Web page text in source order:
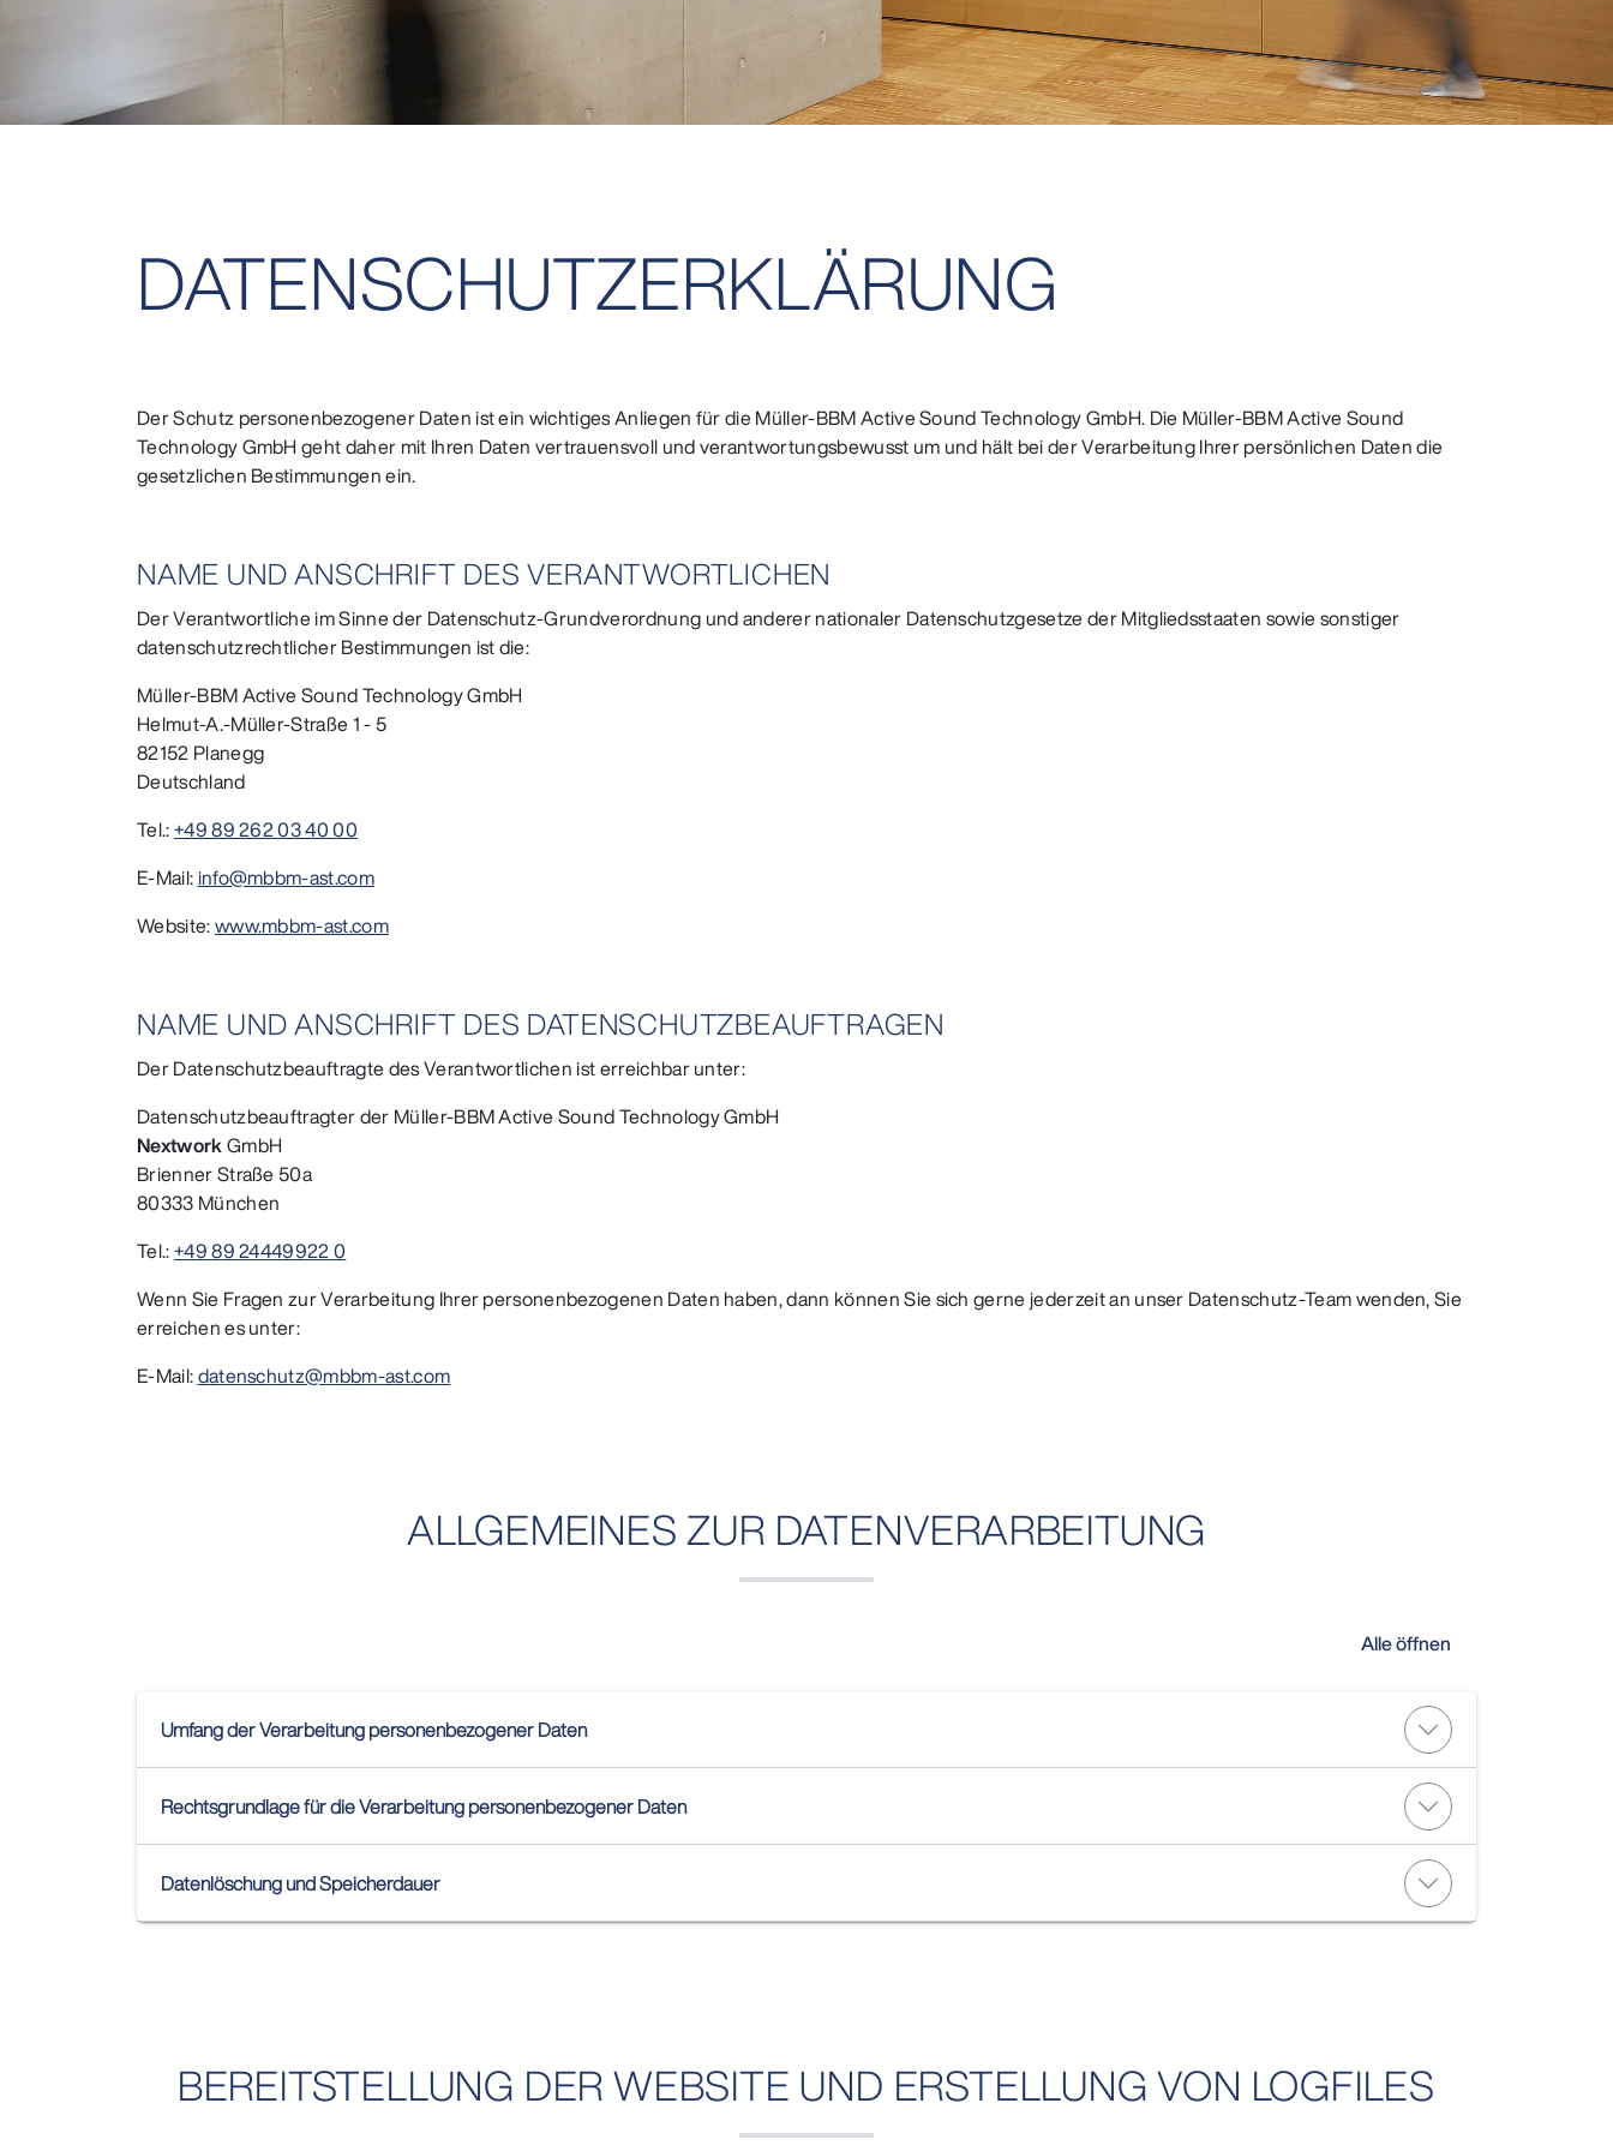
DATEN­SCHUTZ­ERKLÄRUNG
Der Schutz personenbezogener Daten ist ein wichtiges Anliegen für die Müller-BBM Active Sound Technology GmbH. Die Müller-BBM Active Sound
Technology GmbH geht daher mit Ihren Daten vertrauensvoll und verantwortungsbewusst um und hält bei der Verarbeitung Ihrer persönlichen Daten die
gesetzlichen Bestimmungen ein.
NAME UND ANSCHRIFT DES VERANTWORTLICHEN
Der Verantwortliche im Sinne der Datenschutz-Grundverordnung und anderer nationaler Datenschutzgesetze der Mitgliedsstaaten sowie sonstiger
datenschutzrechtlicher Bestimmungen ist die:
Müller-BBM Active Sound Technology GmbH
Helmut-A.-Müller-Straße 1 - 5
82152 Planegg
Deutschland
Tel.:+49 89 262 03 40 00
E-Mail: info@mbbm-ast.com
Website:www.mbbm-ast.com
NAME UND ANSCHRIFT DES DATENSCHUTZBEAUFTRAGEN
Der Datenschutzbeauftragte des Verantwortlichen ist erreichbar unter:
Datenschutzbeauftragter der Müller-BBM Active Sound Technology GmbH
NextworkGmbH
Brienner Straße 50a
80333 München
Tel.:+49 89 24449922 0
Wenn Sie Fragen zur Verarbeitung Ihrer personenbezogenen Daten haben, dann können Sie sich gerne jederzeit an unser Datenschutz-Team wenden, Sie
erreichen es unter:
E-Mail:datenschutz@mbbm-ast.com
ALLGEMEINES ZUR DATENVERARBEITUNG
Alle öffnen
Umfang der Verarbeitung personenbezogener Daten
Rechtsgrundlage für die Verarbeitung personenbezogener Daten
Datenlöschung und Speicherdauer
BEREITSTELLUNG DER WEBSITE UND ERSTELLUNG VON LOGFILES